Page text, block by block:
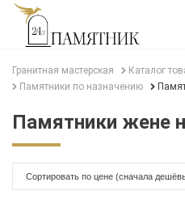
Гранитная мастерская Каталог
Памятники по назначению
Памятники жене